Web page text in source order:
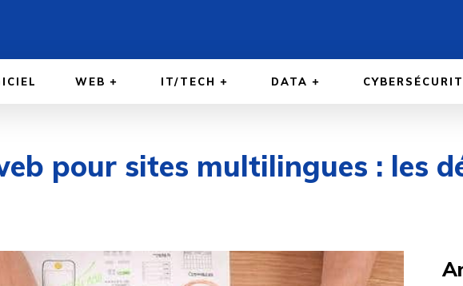
WEB IT/TECH DATA
pour sites multilingues : les